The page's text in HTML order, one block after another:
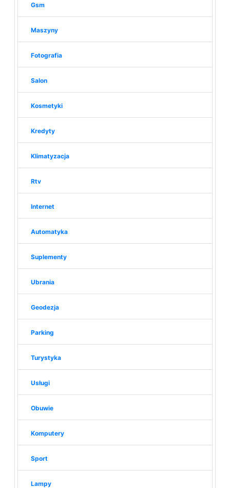
Gsm
Maszyny
Fotografia
Salon
Kosmetyki
Kredyty
Klimatyzacja
Rtv
Internet
Automatyka
Suplementy
Ubrania
Geodezja
Parking
Turystyka
Usługi
Obuwie
Komputery
Sport
Lampy